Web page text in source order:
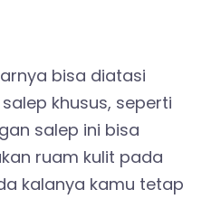
bisa diatasi
khusus, seperti
salep ini bisa
ruam kulit pada
kalanya kamu tetap